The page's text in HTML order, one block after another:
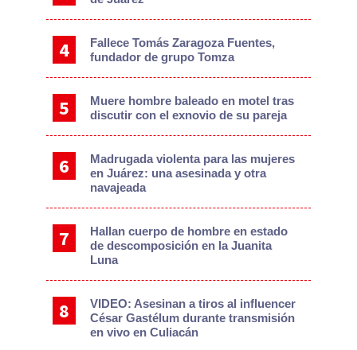
Fallece Tomás Zaragoza Fuentes,
fundador de grupo Tomza
Muere hombre baleado en motel tras
discutir con el exnovio de su pareja
Madrugada violenta para las mujeres
en Juárez: una asesinada y otra
navajeada
Hallan cuerpo de hombre en estado
de descomposición en la Juanita
Luna
VIDEO: Asesinan a tiros al influencer
César Gastélum durante transmisión
en vivo en Culiacán